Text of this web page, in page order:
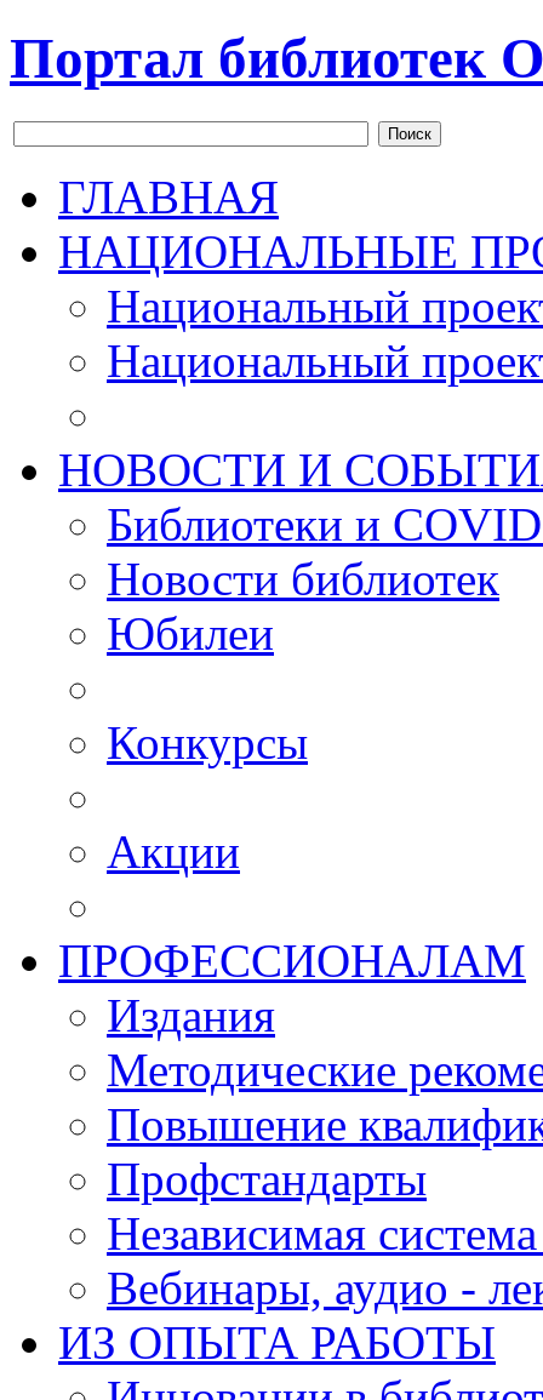
Портал библиотек
Поиск
ГЛАВНАЯ
НАЦИОНАЛЬНЫЕ
Национальный
Национальный
НОВОСТИ И
Библиотеки и
Новости библиотек
Юбилеи
Конкурсы
Акции
ПРОФЕССИОНАЛАМ
Издания
Методические
Повышение
Профстандарты
Независимая
Вебинары, аудио -
ИЗ ОПЫТА РАБОТЫ